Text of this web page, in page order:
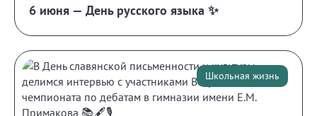
6 июня — День русского языка ✨
Школьная жизнь